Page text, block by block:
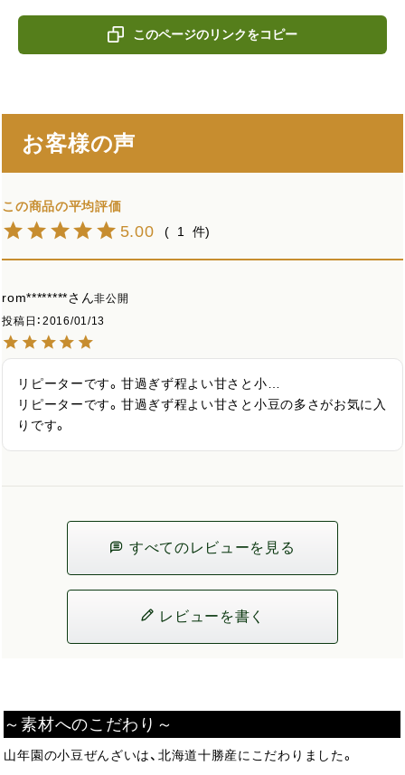
このページのリンクをコピー
お客様の声
5.00 1
rom********
非公開
投稿日
2016/01/13
リピーターです。甘過ぎず程よい甘さと小…
リピーターです。甘過ぎず程よい甘さと小豆の多さがお気に入
りです。
すべてのレビューを見る
レビューを書く
～素材へのこだわり～
山年園の小豆ぜんざいは、北海道十勝産にこだわりました。